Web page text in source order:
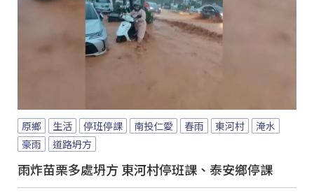
原鄉 生活 停班停課 南投仁愛 春雨 東河村
淹水
豪雨
道路坍方
雨炸苗栗多處坍方 東河村停班課、泰安鄉停課